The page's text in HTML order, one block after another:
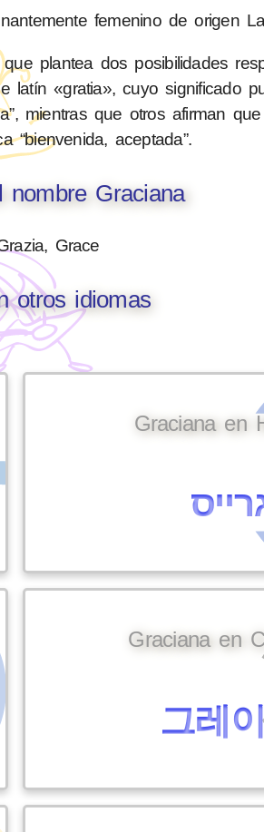
femenino de origen
plantea dos posibilidades
«gratia», cuyo significado
mientras que otros afirman
“bienvenida, aceptada”.
nombre Graciana
Grace
otros idiomas
Graciana en
Graciana en
그레